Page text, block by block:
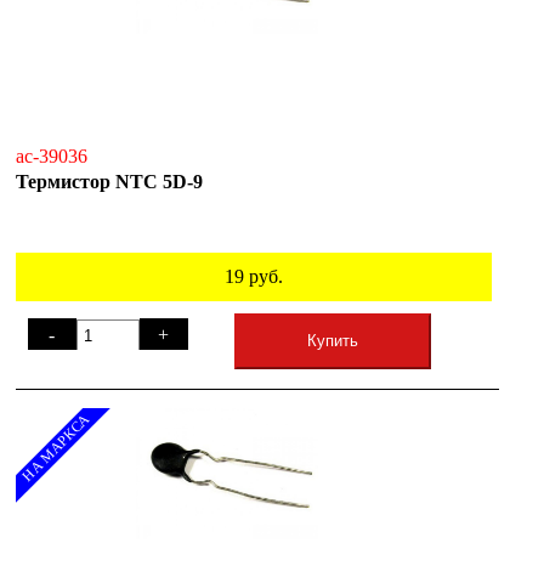
ac-39036
Термистор NTC 5D-9
19 руб.
- + Купить
НА МАРКСА